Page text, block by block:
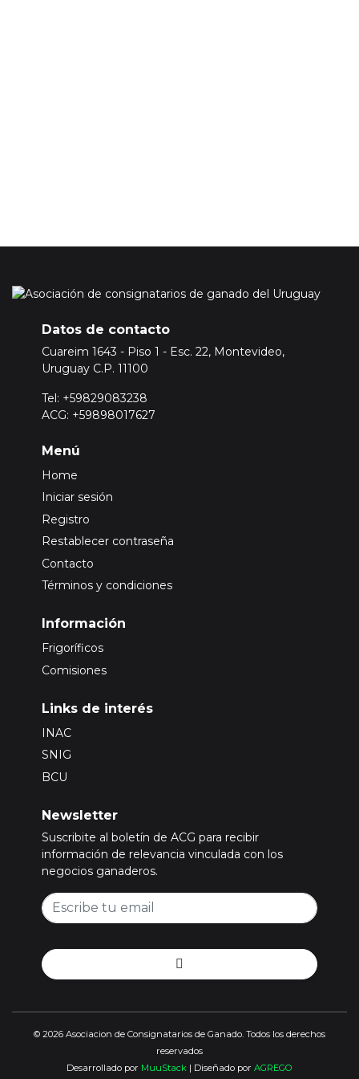
Datos de contacto
Cuareim 1643 - Piso 1 - Esc. 22, Montevideo,
Uruguay C.P. 11100
Tel: +59829083238
ACG: +59898017627
Menú
Home
Iniciar sesión
Registro
Restablecer contraseña
Contacto
Términos y condiciones
Información
Frigoríficos
Comisiones
Links de interés
INAC
SNIG
BCU
Newsletter
Suscribite al boletín de ACG para recibir
información de relevancia vinculada con los
negocios ganaderos.
© 2026 Asociacion de Consignatarios de Ganado. Todos los derechos
reservados
Desarrollado por MuuStack | Diseñado por AGREGO